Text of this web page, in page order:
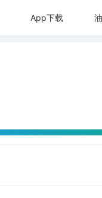
App下载